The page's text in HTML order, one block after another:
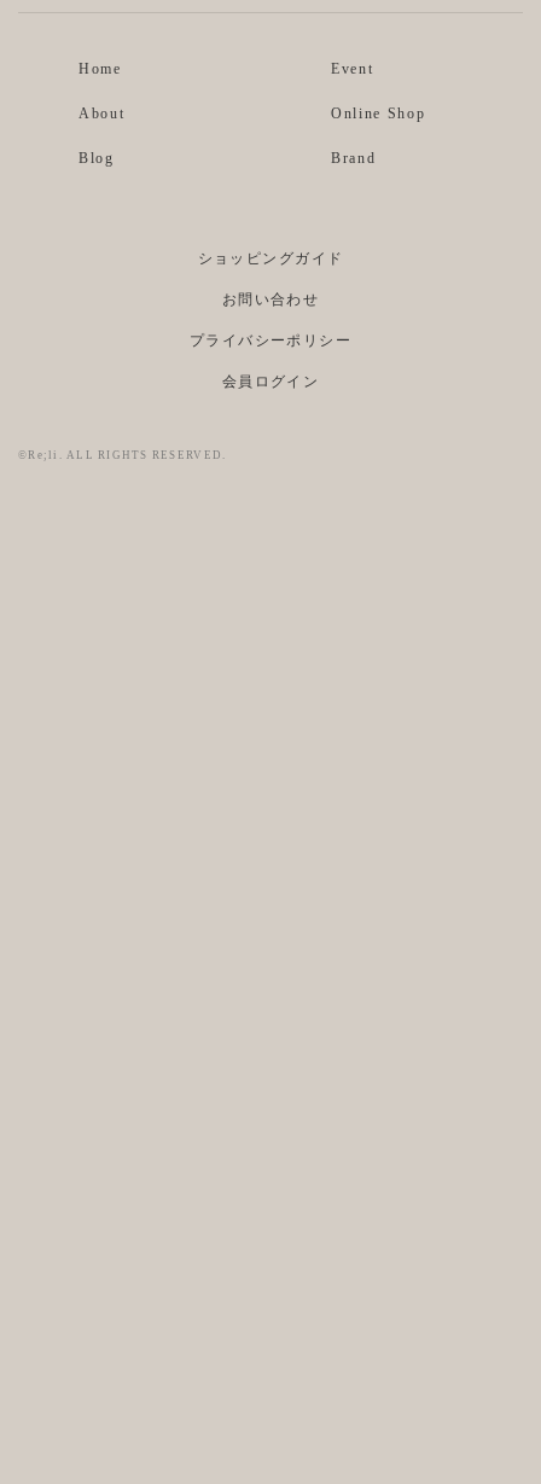
Home
About
Blog
Event
Online Shop
Brand
ショッピングガイド
お問い合わせ
プライバシーポリシー
会員ログイン
©Re;li. ALL RIGHTS RESERVED.